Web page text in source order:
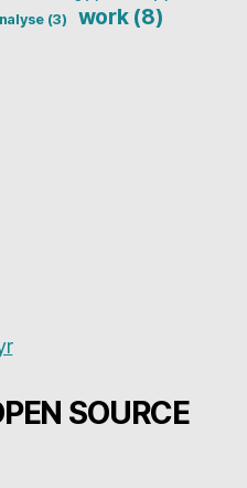
(3) work(8)
SOURCE